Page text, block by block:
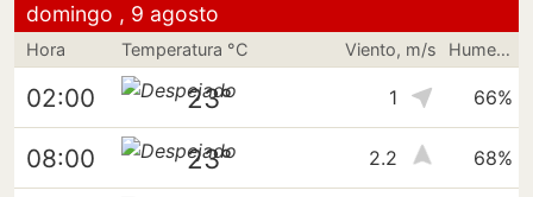
domingo , 9 agosto
Hora Temperatura °C Viento, m/s Humedad
02:00 23° 1 66%
08:00 23° 2.2 68%